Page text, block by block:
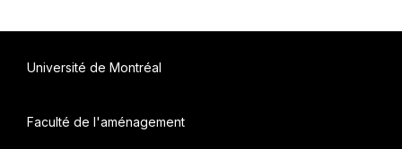
Université de Montréal
Faculté de l'aménagement